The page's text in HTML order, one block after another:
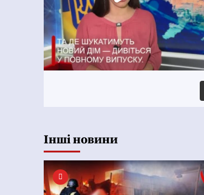
Інші новини